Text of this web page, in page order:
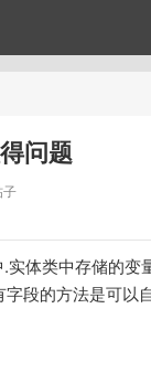
问题
子
体类中存储的
段的方法是可